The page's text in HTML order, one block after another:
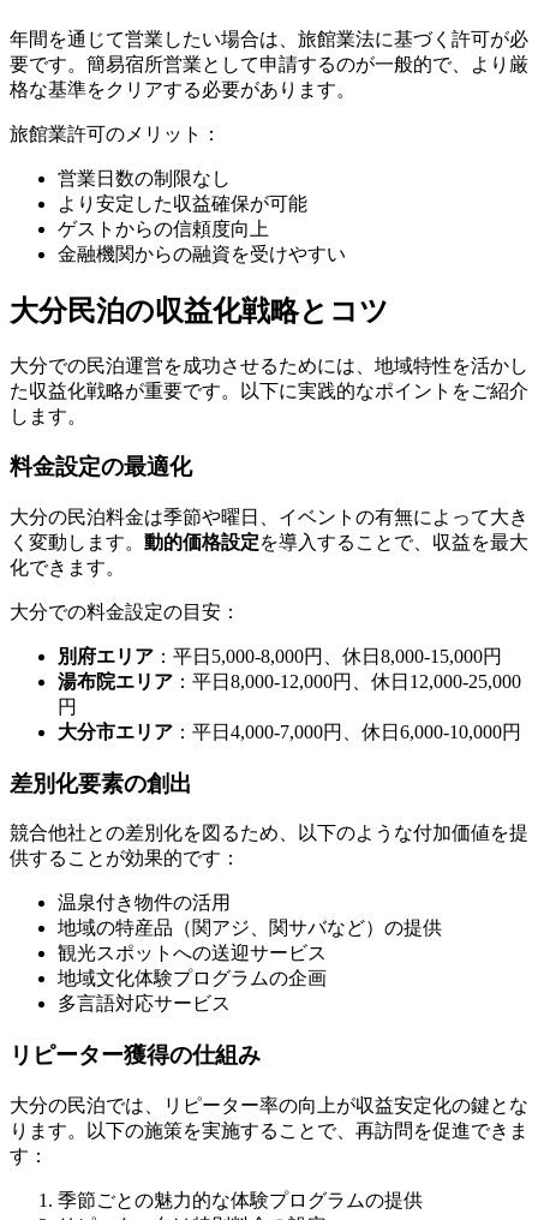
年間を通じて営業したい場合は、旅館業法に基づく許可が必
要です。簡易宿所営業として申請するのが一般的で、より厳
格な基準をクリアする必要があります。
旅館業許可のメリット：
営業日数の制限なし
より安定した収益確保が可能
ゲストからの信頼度向上
金融機関からの融資を受けやすい
大分民泊の収益化戦略とコツ
大分での民泊運営を成功させるためには、地域特性を活かし
た収益化戦略が重要です。以下に実践的なポイントをご紹介
します。
料金設定の最適化
大分の民泊料金は季節や曜日、イベントの有無によって大き
く変動します。 動的価格設定を導入することで、収益を最大
化できます。
大分での料金設定の目安：
別府エリア ：平日5,000-8,000円、休日8,000-15,000円
湯布院エリア ：平日8,000-12,000円、休日12,000-25,000
円
大分市エリア ：平日4,000-7,000円、休日6,000-10,000円
差別化要素の創出
競合他社との差別化を図るため、以下のような付加価値を提
供することが効果的です：
温泉付き物件の活用
地域の特産品（関アジ、関サバなど）の提供
観光スポットへの送迎サービス
地域文化体験プログラムの企画
多言語対応サービス
リピーター獲得の仕組み
大分の民泊では、リピーター率の向上が収益安定化の鍵とな
ります。以下の施策を実施することで、再訪問を促進できま
す：
季節ごとの魅力的な体験プログラムの提供